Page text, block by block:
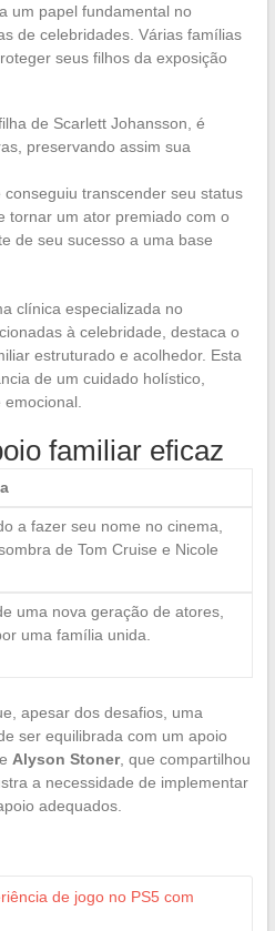
um papel fundamental no
de celebridades. Várias famílias
seus filhos da exposição
de Scarlett Johansson, é
preservando assim sua
conseguiu transcender seu status
tornar um ator premiado com o
de seu sucesso a uma base
clínica especializada no
à celebridade, destaca o
estruturado e acolhedor. Esta
de um cuidado holístico,
emocional.
familiar eficaz
a fazer seu nome no cinema,
de Tom Cruise e Nicole
uma nova geração de atores,
uma família unida.
apesar dos desafios, uma
ser equilibrada com um apoio
Alyson Stoner, que compartilhou
a necessidade de implementar
adequados.
de jogo no PS5 com